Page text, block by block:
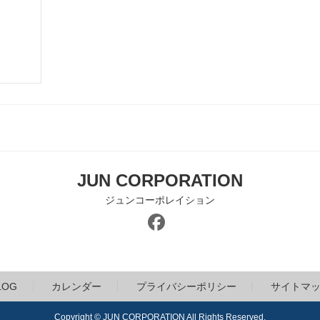
JUN CORPORATION
ジュンコーポレイション
カレンダー プライバシーポリシー サイトマ
Copyright © JUN CORPORATION All Rights Reserved.